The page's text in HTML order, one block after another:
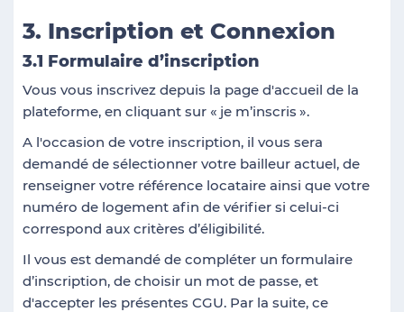
3. Inscription et Connexion
3.1 Formulaire d’inscription
Vous vous inscrivez depuis la page d'accueil de la
plateforme, en cliquant sur « je m’inscris ».
A l'occasion de votre inscription, il vous sera
demandé de sélectionner votre bailleur actuel, de
renseigner votre référence locataire ainsi que votre
numéro de logement afin de vérifier si celui-ci
correspond aux critères d’éligibilité.
Il vous est demandé de compléter un formulaire
d’inscription, de choisir un mot de passe, et
d'accepter les présentes CGU. Par la suite, ce